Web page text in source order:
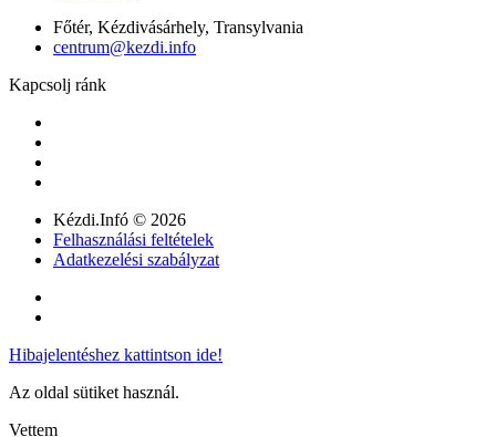
Főtér, Kézdivásárhely, Transylvania
centrum@kezdi.info
Kapcsolj ránk
Kézdi.Infó © 2026
Felhasználási feltételek
Adatkezelési szabályzat
Hibajelentéshez kattintson ide!
Az oldal sütiket használ.
Vettem